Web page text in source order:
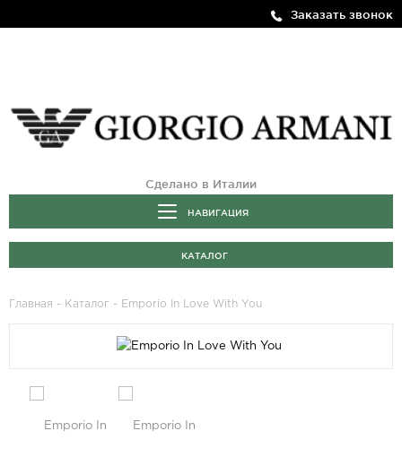
Заказать звонок
Сделано в Италии
НАВИГАЦИЯ
КАТАЛОГ
Главная - Каталог - Emporio In Love With You